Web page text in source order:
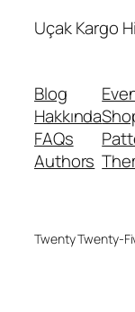
Uçak Kargo
Blog
Hakkında
FAQs
Authors
Twenty Twenty-